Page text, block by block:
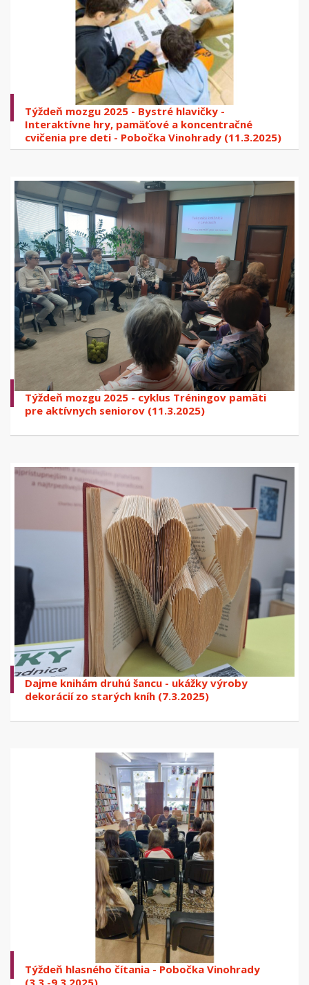
Týždeň mozgu 2025 - Bystré hlavičky -
Interaktívne hry, pamäťové a koncentračné
cvičenia pre deti - Pobočka Vinohrady (11.3.2025)
Týždeň mozgu 2025 - cyklus Tréningov pamäti
pre aktívnych seniorov (11.3.2025)
Dajme knihám druhú šancu - ukážky výroby
dekorácií zo starých kníh (7.3.2025)
Týždeň hlasného čítania - Pobočka Vinohrady
(3.3.-9.3.2025)